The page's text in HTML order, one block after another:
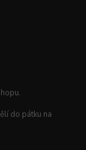
do pátku na